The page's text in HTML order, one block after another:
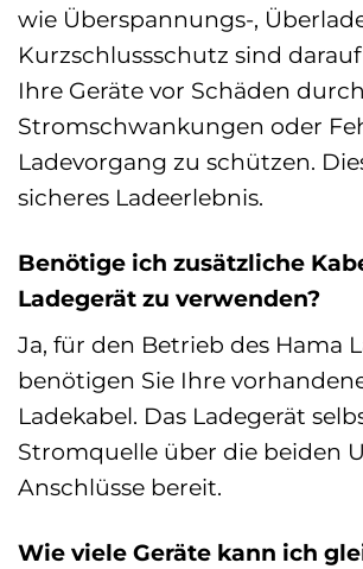
wie Überspannungs-,
Kurzschlussschutz sind
Ihre Geräte vor Schäden durch
Stromschwankungen oder
Ladevorgang zu schützen.
sicheres Ladeerlebnis.
Benötige ich zusätzliche
Ladegerät zu verwenden?
Ja, für den Betrieb des Hama
benötigen Sie Ihre
Ladekabel. Das Ladegerät
Stromquelle über die beiden
Anschlüsse bereit.
Wie viele Geräte kann ich